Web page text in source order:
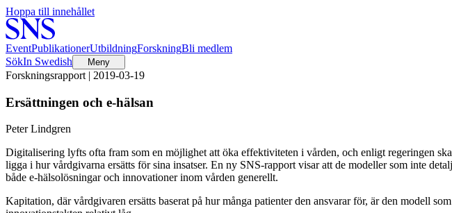
Hoppa till innehållet
EventPublikationerUtbildningForskningBli medlem
SökIn Swedish Meny
Forskningsrapport | 2019-03-19
Ersättningen och e-hälsan
Peter Lindgren
Digitalisering lyfts ofta fram som en möjlighet att öka effektiviteten i vården, och enligt regeringen
ligga i hur vårdgivarna ersätts för sina insatser. En ny SNS-rapport visar att de modeller som inte
både e-hälsolösningar och innovationer inom vården generellt.
Kapitation, där vårdgivaren ersätts baserat på hur många patienter den ansvarar för, är den modell